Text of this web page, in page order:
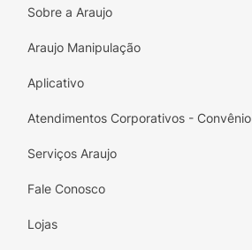
Sobre a Araujo
Araujo Manipulação
Aplicativo
Atendimentos Corporativos - Convênio
Serviços Araujo
Fale Conosco
Lojas